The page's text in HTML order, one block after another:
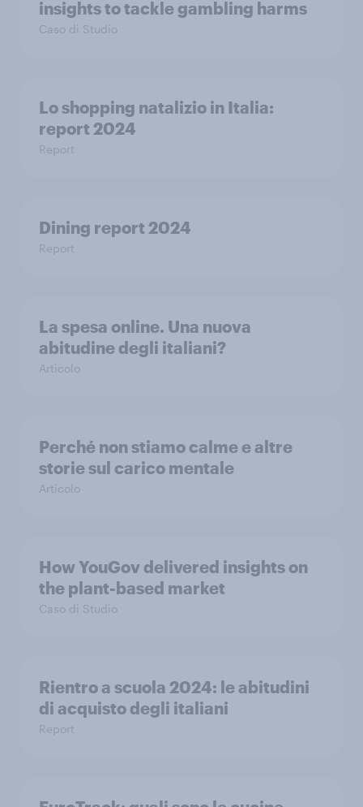
insights to tackle gambling harms
Caso di Studio
Lo shopping natalizio in Italia: ​
report 2024​
Report
Dining report 2024
Report
La spesa online. Una nuova
abitudine degli italiani?
Articolo
Perché non stiamo calme e altre
storie sul carico mentale
Articolo
How YouGov delivered insights on
the plant-based market
Caso di Studio
Rientro a scuola 2024: le abitudini
di acquisto degli italiani
Report